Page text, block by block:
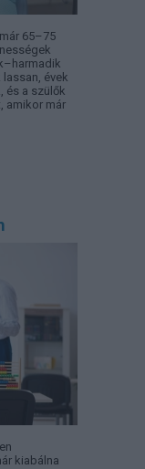
65–75
évek
és a szülők
amikor már
kiabálna